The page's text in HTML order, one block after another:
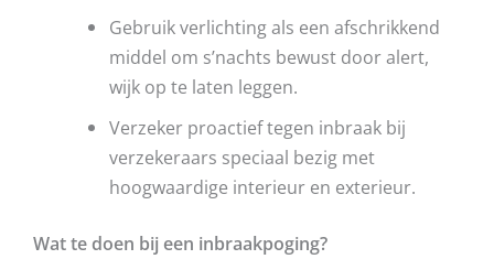
Gebruik verlichting als een afschrikkend
middel om s’nachts bewust door alert,
wijk op te laten leggen.
Verzeker proactief tegen inbraak bij
verzekeraars speciaal bezig met
hoogwaardige interieur en exterieur.
Wat te doen bij een inbraakpoging?